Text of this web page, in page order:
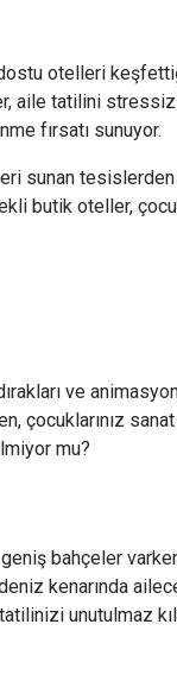
otelleri
aile tatilini
fırsatı sunuyor.
sunan
butik oteller,
ve
çocuklarınız
mu?
bahçeler
kenarında
unutulmaz